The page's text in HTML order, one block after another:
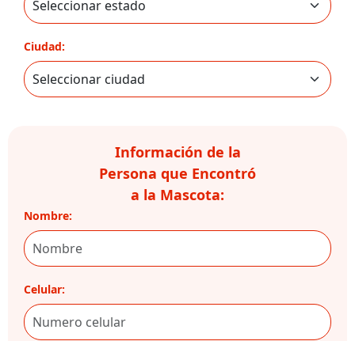
Ciudad:
Información de la
Persona que Encontró
a la Mascota:
Nombre:
Celular: